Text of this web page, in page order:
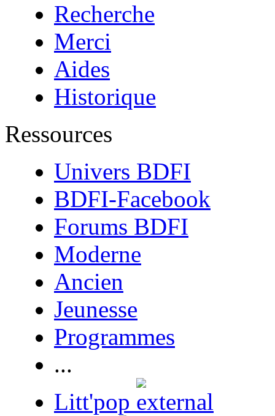
Recherche
Merci
Aides
Historique
Ressources
Univers BDFI
BDFI-Facebook
Forums BDFI
Moderne
Ancien
Jeunesse
Programmes
...
Litt'pop